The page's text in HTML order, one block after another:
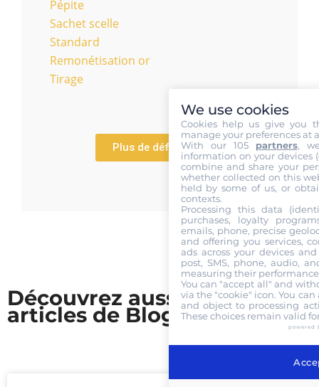
Pépite
Sachet scelle
Standard
Remonétisation or
Tirage
Plus de définitions
Découvrez aussi nos
articles de Blog
We use cookies
Cookies help us give you
manage your preferences at
With our 105 partners,
information on your devices
combine and share your
whether collected on this
held by some of us, or
contexts.
Processing this data
purchases, loyalty
emails, phone, precise
and offering you services,
ads across your devices
post, SMS, phone, audio,
measuring their
You can "accept all" and
via the "cookie" icon. You
and object to processing
These choices remain valid
powered